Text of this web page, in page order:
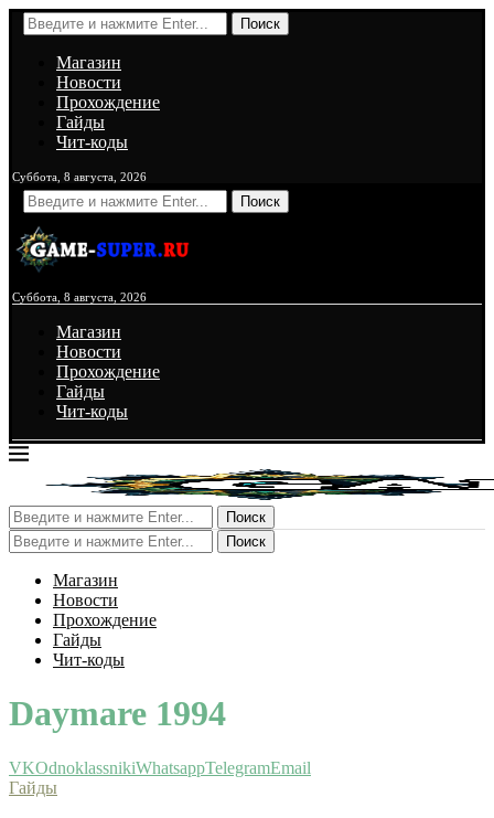
Поиск
Магазин
Новости
Прохождение
Гайды
Чит-коды
Суббота, 8 августа, 2026
Поиск
Суббота, 8 августа, 2026
Магазин
Новости
Прохождение
Гайды
Чит-коды
Поиск
Поиск
Магазин
Новости
Прохождение
Гайды
Чит-коды
Daymare 1994
VKOdnoklassnikiWhatsappTelegramEmail
Гайды